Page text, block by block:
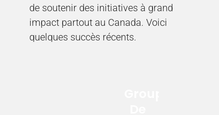
de soutenir des initiatives à grand
impact partout au Canada. Voici
quelques succès récents.